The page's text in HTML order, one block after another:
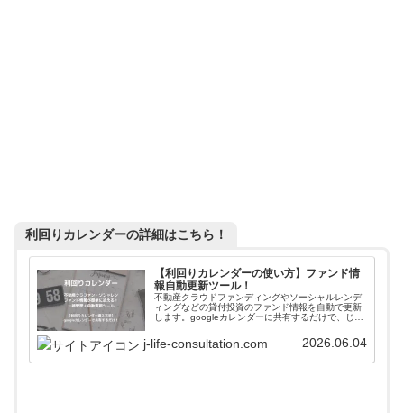
利回りカレンダーの詳細はこちら！
【利回りカレンダーの使い方】ファンド情
報自動更新ツール！
不動産クラウドファンディングやソーシャルレンデ
ィングなどの貸付投資のファンド情報を自動で更新
します。googleカレンダーに共有するだけで、じぇ
自動更新されます。使い方や導入方法を解説してい
ます。
j-life-consultation.com 2026.06.04